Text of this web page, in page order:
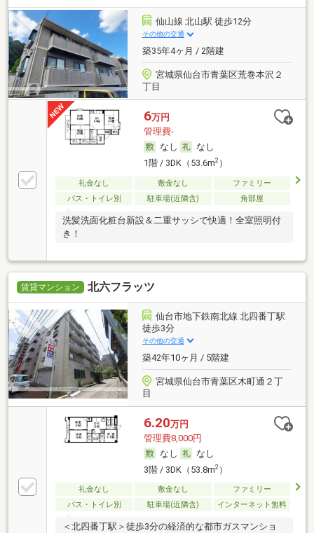
仙山線 北山駅 徒歩12分
その他の交通
築35年4ヶ月 / 2階建
宮城県仙台市青葉区荒巻本沢２
丁目
6万円
管理費-
なし
なし
1階 / 3DK（53.6m2）
礼金なし 敷金なし
ファミリー
バス・トイレ別
駐車場(近隣含) 角部屋
洗髪洗面化粧台新設＆二重サッシで快適！全室照明付
き！
賃貸マンション 北六フラッツ
仙台市地下鉄南北線 北四番丁駅
徒歩3分
その他の交通
築42年10ヶ月 / 5階建
宮城県仙台市青葉区木町通２丁
目
6.20万円
管理費8,000円
なし
なし
3階 / 3DK（53.8m2）
礼金なし 敷金なし
ファミリー
バス・トイレ別
駐車場(近隣含) インターネット無料
＜北四番丁駅＞徒歩3分の経済的な都市ガスマンショ